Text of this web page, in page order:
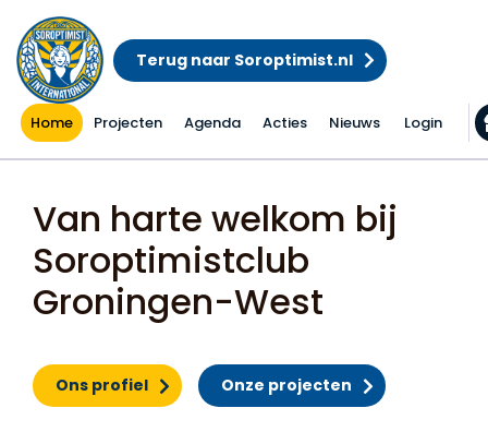
Terug naar Soroptimist.nl
Home Projecten Agenda Acties Nieuws Login
Home
Van harte welkom bij
Soroptimistclub
Groningen-West
Ons profiel Onze projecten